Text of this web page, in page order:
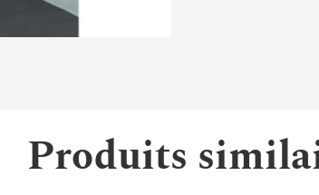
Produits